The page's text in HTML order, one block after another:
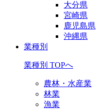
大分県
宮崎県
鹿児島県
沖縄県
業種別
業種別 TOPへ
農林・水産業
林業
漁業